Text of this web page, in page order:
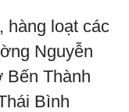
hàng loạt các
Nguyễn
Bến Thành
Bình